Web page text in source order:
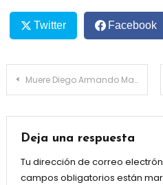
Twitter Facebook
Navegación
entradas
Muere Diego Armando Maradona a los 60 años de edad,una Leyenda del Fútbol Mundial.
Deja una respuesta
Tu dirección de correo
campos obligatorios están